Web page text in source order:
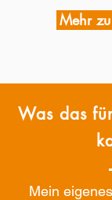
Mehr
Was das
Mein